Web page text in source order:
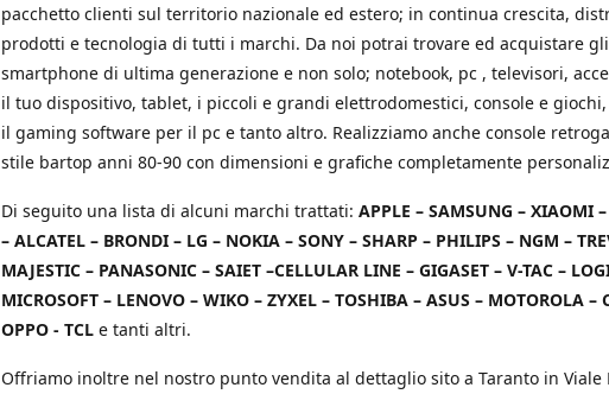
pacchetto clienti sul territorio nazionale ed estero; in continua crescita,
prodotti e tecnologia di tutti i marchi. Da noi potrai trovare ed acquistare gli
smartphone di ultima generazione e non solo; notebook, pc , televisori,
il tuo dispositivo, tablet, i piccoli e grandi elettrodomestici, console e
il gaming software per il pc e tanto altro. Realizziamo anche console
stile bartop anni 80-90 con dimensioni e grafiche completamente
Di seguito una lista di alcuni marchi trattati: APPLE – SAMSUNG – XIAOMI
– ALCATEL – BRONDI – LG – NOKIA – SONY – SHARP – PHILIPS – NGM –
MAJESTIC – PANASONIC – SAIET –CELLULAR LINE – GIGASET – V-TAC –
MICROSOFT – LENOVO – WIKO – ZYXEL – TOSHIBA – ASUS – MOTOROLA –
OPPO - TCL e tanti altri.
Offriamo inoltre nel nostro punto vendita al dettaglio sito a Taranto in Viale